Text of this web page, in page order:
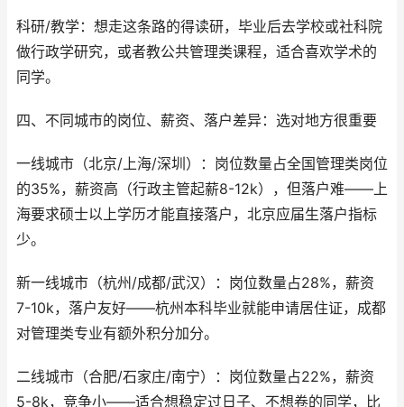
科研/教学：想走这条路的得读研，毕业后去学校或社科院
做行政学研究，或者教公共管理类课程，适合喜欢学术的
同学。
四、不同城市的岗位、薪资、落户差异：选对地方很重要
一线城市（北京/上海/深圳）：岗位数量占全国管理类岗位
的35%，薪资高（行政主管起薪8-12k），但落户难——上
海要求硕士以上学历才能直接落户，北京应届生落户指标
少。
新一线城市（杭州/成都/武汉）：岗位数量占28%，薪资
7-10k，落户友好——杭州本科毕业就能申请居住证，成都
对管理类专业有额外积分加分。
二线城市（合肥/石家庄/南宁）：岗位数量占22%，薪资
5-8k，竞争小——适合想稳定过日子、不想卷的同学，比